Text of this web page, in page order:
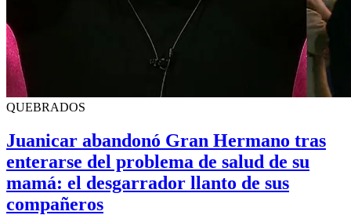
QUEBRADOS
Juanicar abandonó Gran Hermano tras
enterarse del problema de salud de su
mamá: el desgarrador llanto de sus
compañeros